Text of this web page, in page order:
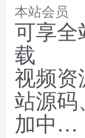
本站会员
可享全
载
视频资
站源码
加中…